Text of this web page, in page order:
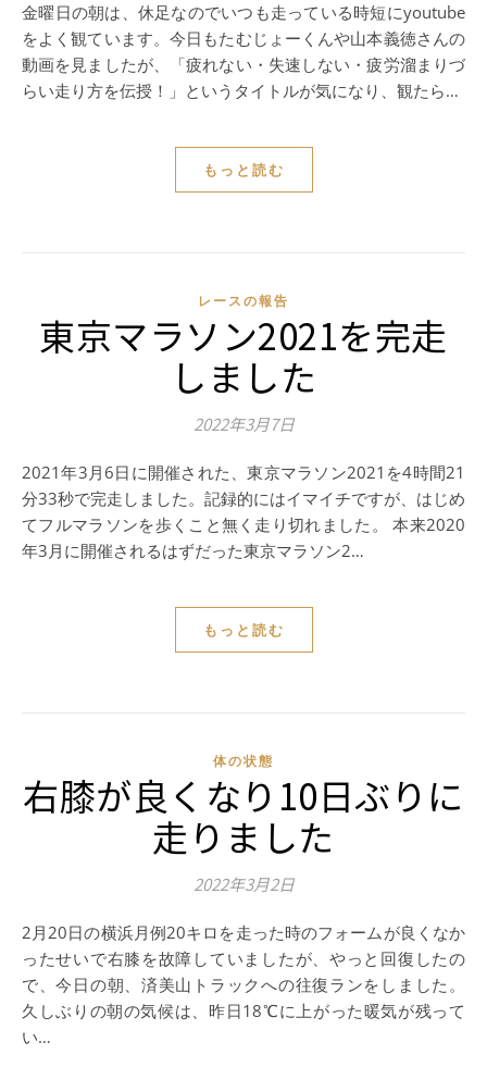
金曜日の朝は、休足なのでいつも走っている時短にyoutube
をよく観ています。今日もたむじょーくんや山本義徳さんの
動画を見ましたが、「疲れない・失速しない・疲労溜まりづ
らい走り方を伝授！」というタイトルが気になり、観たら…
もっと読む
レースの報告
東京マラソン2021を完走
しました
2022年3月7日
2021年3月6日に開催された、東京マラソン2021を4時間21
分33秒で完走しました。記録的にはイマイチですが、はじめ
てフルマラソンを歩くこと無く走り切れました。 本来2020
年3月に開催されるはずだった東京マラソン2…
もっと読む
体の状態
右膝が良くなり10日ぶりに
走りました
2022年3月2日
2月20日の横浜月例20キロを走った時のフォームが良くなか
ったせいで右膝を故障していましたが、やっと回復したの
で、今日の朝、済美山トラックへの往復ランをしました。
久しぶりの朝の気候は、昨日18℃に上がった暖気が残って
い…